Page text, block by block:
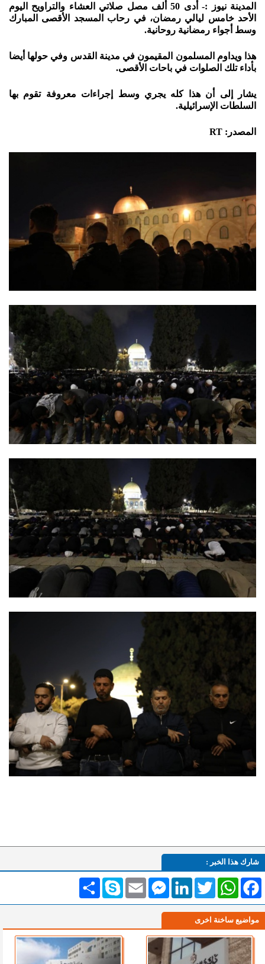
المدينة نيوز :- أدى 50 ألف مصل صلاتي العشاء والتراويح اليوم
الأحد خامس ليالي رمضان، في رحاب المسجد الأقصى المبارك
وسط أجواء رمضانية روحانية.
هذا ويداوم المسلمون المقيمون في مدينة القدس وفي حولها أيضا
بأداء تلك الصلوات في باحات الأقصى.
يشار إلى أن هذا كله يجري وسط إجراءات معروفة تقوم بها
السلطات الإسرائيلية.
المصدر: RT
شارك هذا الخبر :
انشر Skype Email
MessengerLinkedInTwitterWhatsAppFacebook
مواضيع ساخنة اخرى